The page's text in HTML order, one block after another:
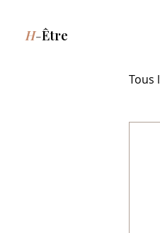
H-Être
Tous